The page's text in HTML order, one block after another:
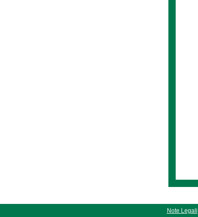
Note Legali